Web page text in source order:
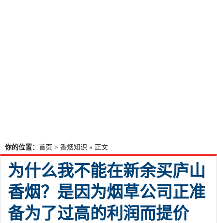
你的位置： 首页 > 香烟知识 » 正文
为什么我不能在新余买庐山
香烟？是因为烟草公司正准
备为了过高的利润而提价